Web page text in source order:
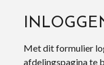
Met dit formulier
afdelingspagina te